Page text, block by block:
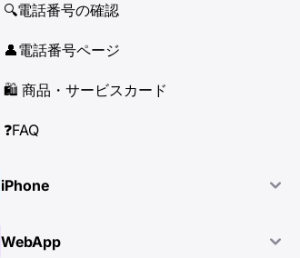
🔍電話番号の確認
👤電話番号ページ
🛍 ️ 商品・サービスカード
❓FAQ
iPhone
🔑 インストールと認証
WebApp